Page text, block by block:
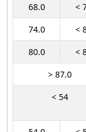
68.0
<
74.0
<
80.0
<
> 87.0
< 54